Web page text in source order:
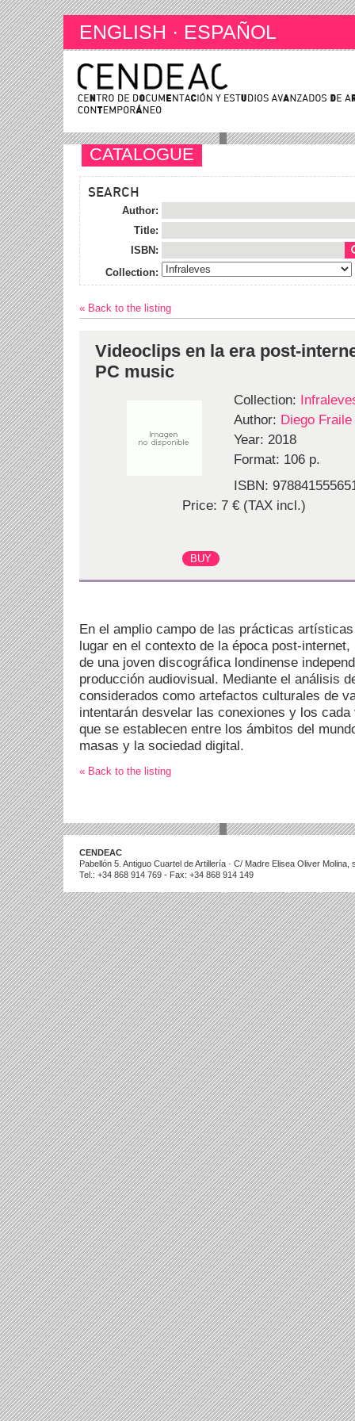
ENGLISH · ESPAÑOL
CATALOGUE
SEARCH
Author:
Title:
ISBN:
Collection:
« Back to the listing
Videoclips en la era post-
PC music
Collection:
Author: Diego
Year: 2018
Format: 106 p.
ISBN:
Price: 7 € (TAX incl.)
En el amplio campo de las prácticas
lugar en el contexto de la época post-
de una joven discográfica londinense
producción audiovisual. Mediante el análisis
considerados como artefactos culturales de
intentarán desvelar las conexiones y los
que se establecen entre los ámbitos del
masas y la sociedad digital.
« Back to the listing
CENDEAC
Pabellón 5. Antiguo Cuartel de Artillería · C/ Madre Elisea Oliver
Tel.: +34 868 914 769 - Fax: +34 868 914 149